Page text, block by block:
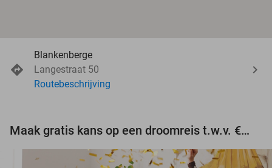
Blankenberge
Langestraat 50
Routebeschrijving
Maak gratis kans op een droomreis t.w.v. €3.000!